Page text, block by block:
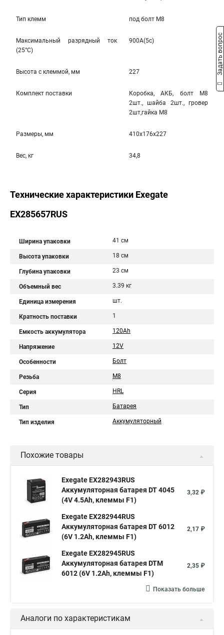
Тип клемм под болт M8
Максимальный разрядный ток
(25°С)
900A(5c)
Высота c клеммой, мм 227
Комплект поставки
Коробка, АКБ, болт М8
2шт., шайба 2шт., гровер
2шт,гайка М8
Размеры, мм 410x176x227
Вес, кг 34,8
Технические характеристики Exegate
EX285657RUS
Ширина упаковки 41 см
Высота упаковки 18 см
Глубина упаковки 23 см
Объемный вес 3.39 кг
Единица измерения шт.
Кратность поставки 1
Емкость аккумулятора 120Ah
Напряжение 12V
Особенности Болт
Резьба М8
Серия HRL
Тип Батарея
Тип изделия Аккумуляторный
Похожие товары
Exegate EX282943RUS
Аккумуляторная батарея DT 4045
(4V 4.5Ah, клеммы F1)
3,32 ₽
Exegate EX282944RUS
Аккумуляторная батарея DT 6012
(6V 1.2Ah, клеммы F1)
2,17 ₽
Exegate EX282945RUS
Аккумуляторная батарея DTM
6012 (6V 1.2Ah, клеммы F1)
2,35 ₽
Показать больше
Аналоги по характеристикам
Задать вопрос